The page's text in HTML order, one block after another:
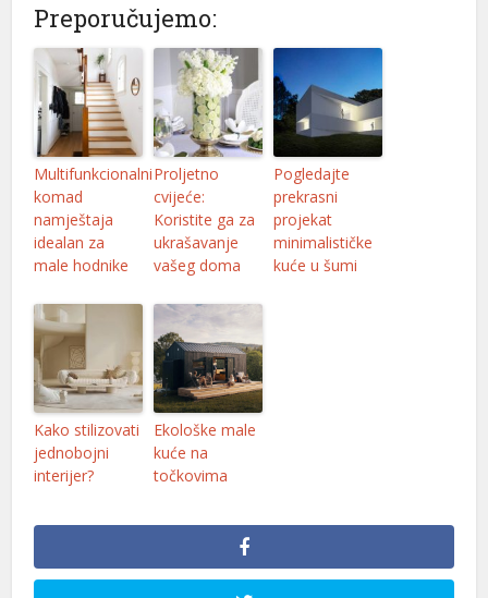
Preporučujemo:
Multifunkcionalni
komad
namještaja
idealan za
male hodnike
Proljetno
cvijeće:
Koristite ga za
ukrašavanje
vašeg doma
Pogledajte
prekrasni
projekat
minimalističke
kuće u šumi
Kako stilizovati
jednobojni
interijer?
Ekološke male
kuće na
točkovima